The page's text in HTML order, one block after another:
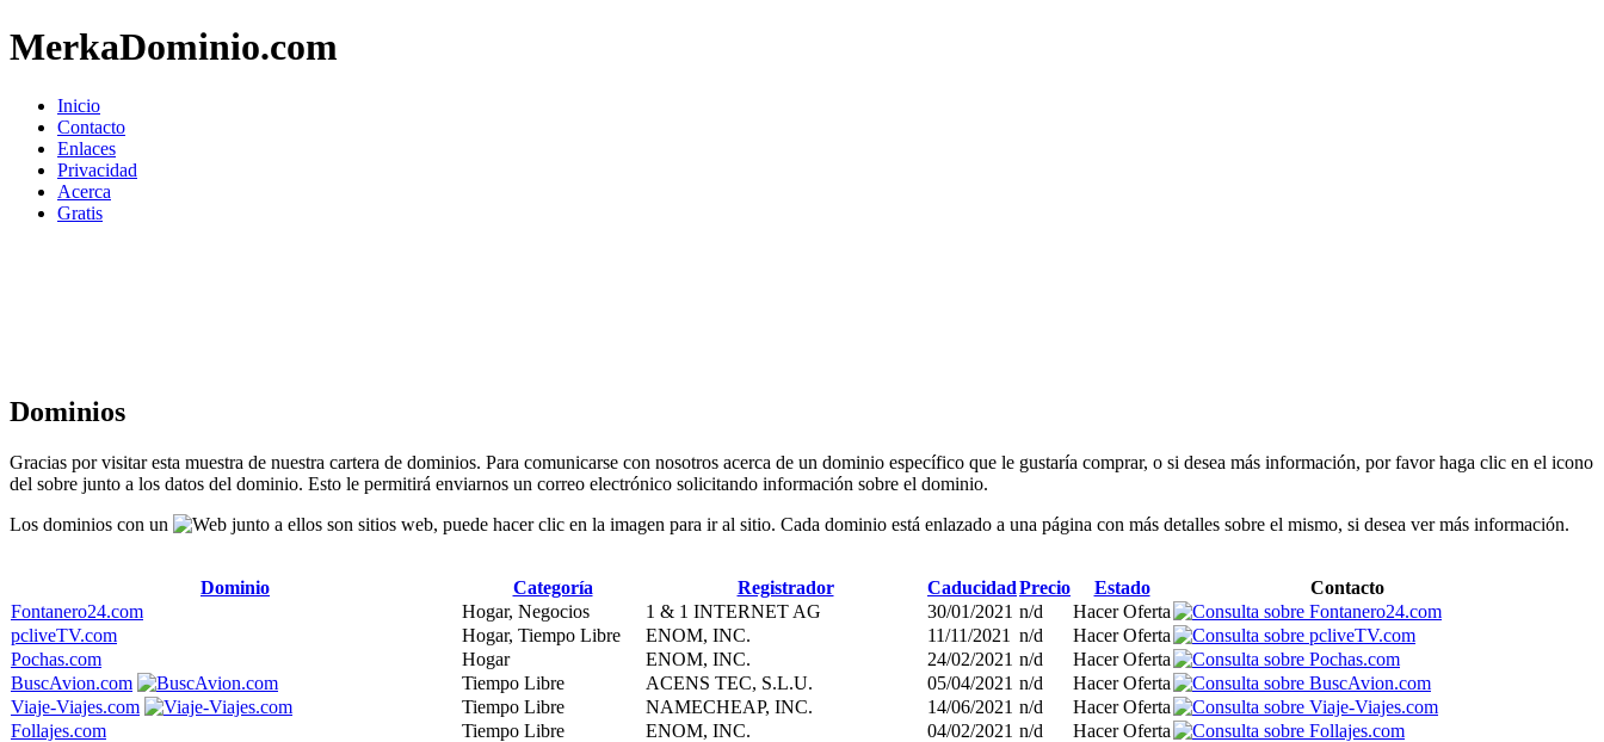
MerkaDominio.com
Inicio
Contacto
Enlaces
Privacidad
Acerca
Gratis
Dominios
Gracias por visitar esta muestra de nuestra cartera de dominios. Para comunicarse con nosotros acerca de un dominio específico que le gustaría comprar, o si desea más información, por favor haga clic en el icono
del sobre junto a los datos del dominio. Esto le permitirá enviarnos un correo electrónico solicitando información sobre el dominio.
Los dominios con un
junto a ellos son sitios web, puede hacer clic en la imagen para ir al sitio. Cada dominio está enlazado a una página con más detalles sobre el mismo, si desea ver más información.
Dominio Categoría Registrador CaducidadPrecio Estado
Contacto
Fontanero24.com
Hogar, Negocios 1 & 1 INTERNET AG 30/01/2021 n/d
Hacer Oferta
pcliveTV.com
Hogar, Tiempo Libre ENOM, INC. 11/11/2021 n/d
Hacer Oferta
Pochas.com
Hogar ENOM, INC. 24/02/2021 n/d
Hacer Oferta
BuscAvion.com
Tiempo Libre ACENS TEC, S.L.U. 05/04/2021 n/d
Hacer Oferta
Viaje-Viajes.com
Tiempo Libre NAMECHEAP, INC. 14/06/2021 n/d
Hacer Oferta
Follajes.com
Tiempo Libre ENOM, INC. 04/02/2021 n/d
Hacer Oferta